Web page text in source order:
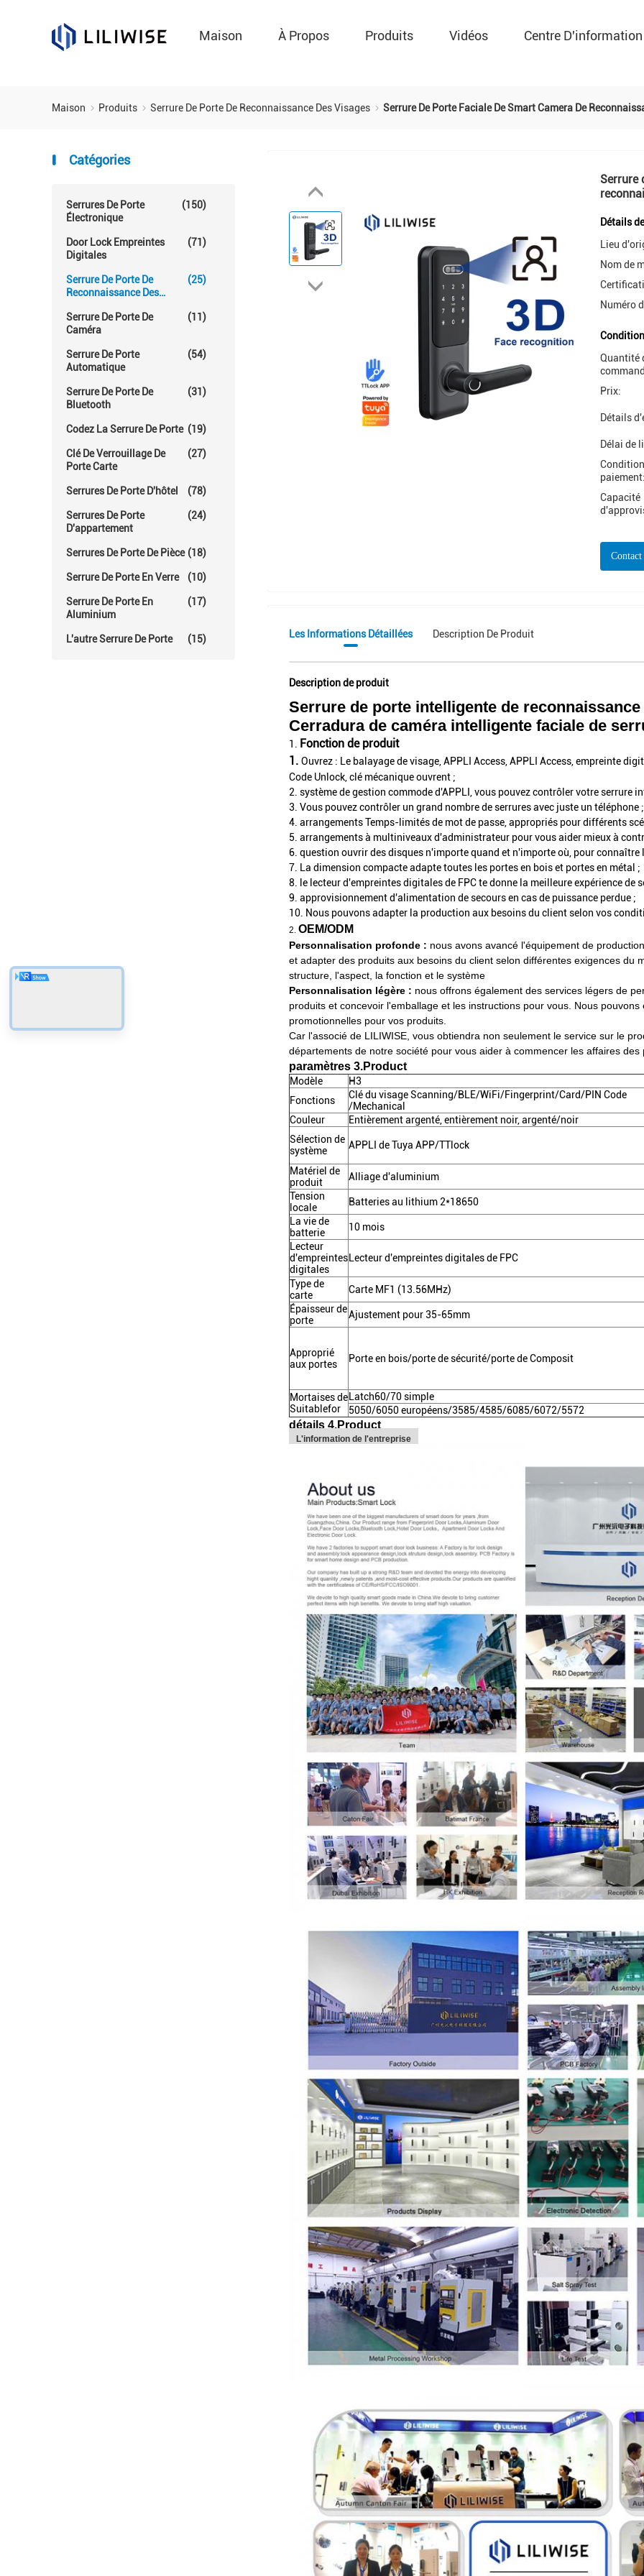
Maison À Propos Produits Vidéos Centre D'information
Maison Produits Serrure De Porte De Reconnaissance Des Visages Serrure De Porte Faciale De Smart Camera De
Catégories
Serrures De Porte
Électronique
(150)
Door Lock Empreintes
Digitales
(71)
Serrure De Porte De
Reconnaissance Des
(25)
Serrure De Porte De
Caméra
(11)
Serrure De Porte
Automatique
(54)
Serrure De Porte De
Bluetooth
(31)
Codez La Serrure De Porte (19)
Clé De Verrouillage De
Porte Carte
(27)
Serrures De Porte D'hôtel (78)
Serrures De Porte
D'appartement
(24)
Serrures De Porte De Pièce (18)
Serrure De Porte En Verre (10)
Serrure De Porte En
Aluminium
(17)
L'autre Serrure De Porte (15)
Serrure
Détails
Lieu
Nom de
Numéro
Quantité
Prix:
Détails
Délai de
Capacité
Les Informations Détaillées Description De Produit
Description de produit
Serrure de porte intelligente de
Cerradura de caméra intelligente faciale de
1. Fonction de produit
1. Ouvrez : Le balayage de visage , APPLI Access, APPLI Access, empreinte
Code Unlock, clé mécanique ouvrent ;
2. système de gestion commode d'APPLI, vous pouvez contrôler votre serrure
3. Vous pouvez contrôler un grand nombre de serrures avec juste un téléphone ;
4. arrangements Temps-limités de mot de passe, appropriés pour différents
5. arrangements à multiniveaux d'administrateur pour vous aider mieux à
6. question ouvrir des disques n'importe quand et n'importe où, pour
7. La dimension compacte adapte toutes les portes en bois et portes en métal ;
8. le lecteur d'empreintes digitales de FPC te donne la meilleure expérience de
9. approvisionnement d'alimentation de secours en cas de puissance perdue ;
10. Nous pouvons adapter la production aux besoins du client selon vos
2. OEM/ODM
Personnalisation profonde : nous avons avancé l'équipement de
et adapter des produits aux besoins du client selon différentes exigences du
structure, l'aspect, la fonction et le système
Personnalisation légère : nous offrons également des services légers de
produits et concevoir l'emballage et les instructions pour vous. Nous
promotionnelles pour vos produits.
Car l'associé de LILIWISE, vous obtiendra non seulement le service sur le
départements de notre société pour vous aider à commencer les affaires
paramètres 3.Product
Modèle
H3
Fonctions
Clé du visage Scanning/BLE/WiFi/Fingerprint/Card/PIN Code
/Mechanical
Couleur
Entièrement argenté, entièrement noir, argenté/noir
Sélection de
système
APPLI de Tuya APP/TTlock
Matériel de
produit
Alliage d'aluminium
Tension
locale
Batteries au lithium 2*18650
La vie de
batterie
10 mois
Lecteur
d'empreintes
digitales
Lecteur d'empreintes digitales de FPC
Type de
carte
Carte MF1 (13.56MHz)
Épaisseur de
porte
Ajustement pour 35-65mm
Approprié
aux portes
Porte en bois/porte de sécurité/porte de Composit
Mortaises de
Suitablefor
Latch60/70 simple
5050/6050 européens/3585/4585/6085/6072/5572
détails 4.Product
L'information de l'entreprise
Laissez un message Nous vous
bientôt !
Soumettez